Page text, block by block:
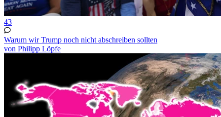
43
Warum wir Trump noch nicht abschreiben sollten
von Philipp Löpfe